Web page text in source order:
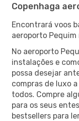
Copenhaga
Encontrará voos
aeroporto Pequim
No aeroporto
instalações e
possa desejar
compras de luxo
todos. Compre
para os seus
bestsellers para